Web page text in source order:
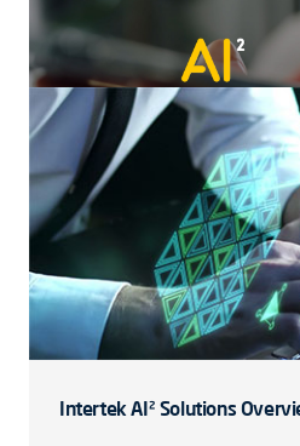
Intertek AI² Solutions